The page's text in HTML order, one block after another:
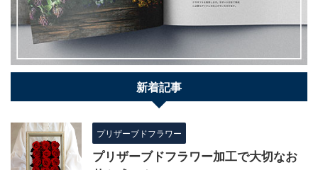
新着記事
プリザーブドフラワー
プリザーブドフラワー加工で大切なお